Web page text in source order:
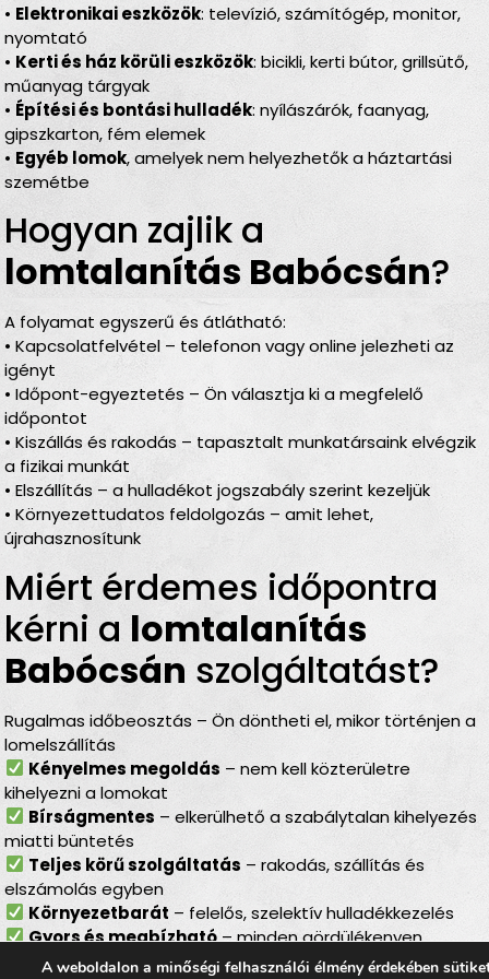
• Elektronikai eszközök: televízió, számítógép, monitor,
nyomtató
• Kerti és ház körüli eszközök: bicikli, kerti bútor, grillsütő,
műanyag tárgyak
• Építési és bontási hulladék: nyílászárók, faanyag,
gipszkarton, fém elemek
• Egyéb lomok, amelyek nem helyezhetők a háztartási
szemétbe
Hogyan zajlik a
lomtalanítás Babócsán?
A folyamat egyszerű és átlátható:
• Kapcsolatfelvétel – telefonon vagy online jelezheti az
igényt
• Időpont-egyeztetés – Ön választja ki a megfelelő
időpontot
• Kiszállás és rakodás – tapasztalt munkatársaink elvégzik
a fizikai munkát
• Elszállítás – a hulladékot jogszabály szerint kezeljük
• Környezettudatos feldolgozás – amit lehet,
újrahasznosítunk
Miért érdemes időpontra
kérni a lomtalanítás
Babócsán szolgáltatást?
Rugalmas időbeosztás – Ön döntheti el, mikor történjen a
lomelszállítás
Kényelmes megoldás – nem kell közterületre
kihelyezni a lomokat
Bírságmentes – elkerülhető a szabálytalan kihelyezés
miatti büntetés
Teljes körű szolgáltatás – rakodás, szállítás és
elszámolás egyben
Környezetbarát – felelős, szelektív hulladékkezelés
Gyors és megbízható– minden gördülékenyen,
várakozás nélkül
A weboldalon a minőségi felhasználói élmény érdekében